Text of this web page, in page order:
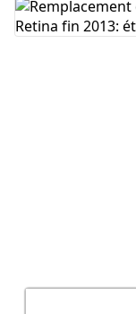
Ajouter un